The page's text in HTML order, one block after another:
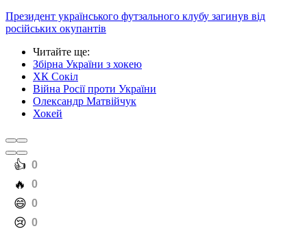
Президент українського футзального клубу загинув від
російських окупантів
Читайте ще:
Збірна України з хокею
ХК Сокіл
Війна Росії проти України
Олександр Матвійчук
Хокей
️👍 0
️🔥 0
️😄 0
️😢 0